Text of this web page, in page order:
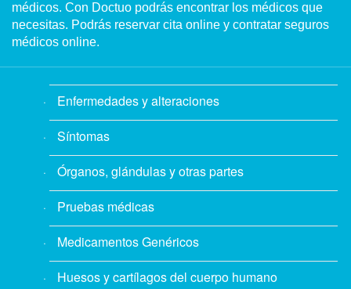
médicos. Con Doctuo podrás encontrar los médicos que
necesitas. Podrás reservar cita online y contratar seguros
médicos online.
Enfermedades y alteraciones
Síntomas
Órganos, glándulas y otras partes
Pruebas médicas
Medicamentos Genéricos
Huesos y cartílagos del cuerpo humano